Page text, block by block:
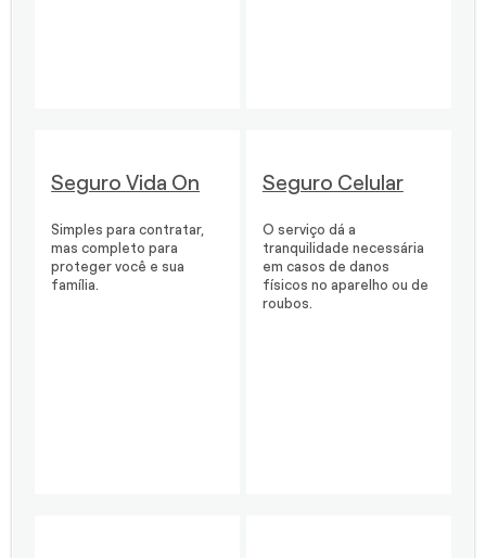
Seguro Vida On
Simples para contratar,
mas completo para
proteger você e sua
família.
Seguro Celular
O serviço dá a
tranquilidade necessária
em casos de danos
físicos no aparelho ou de
roubos.